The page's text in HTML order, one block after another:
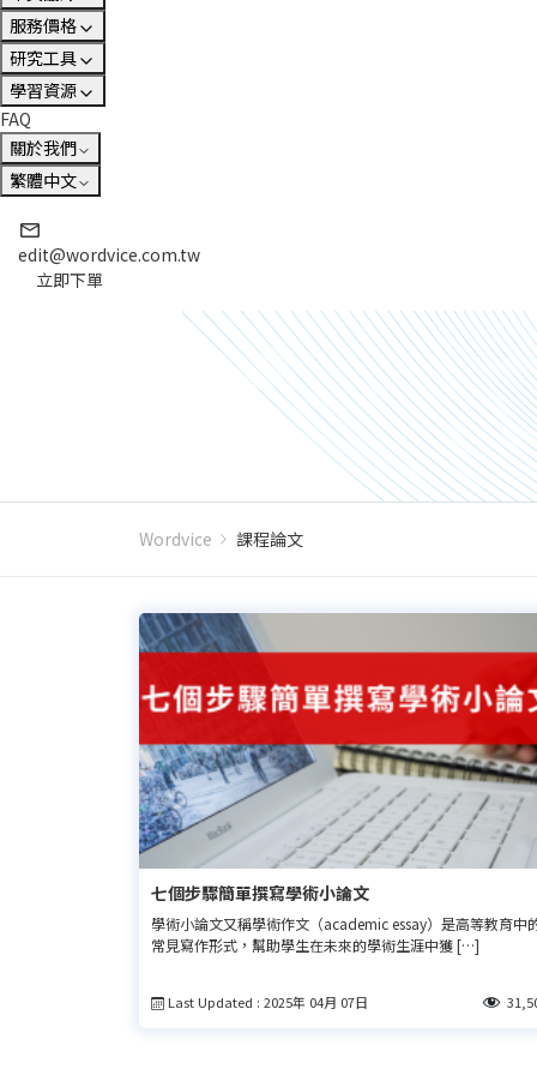
服務價格
研究工具
學習資源
FAQ
關於我們
繁體中文
edit@wordvice.com.tw
立即下單
Wordvice 課程論文
七個步驟簡單撰寫學術小論文
學術小論文又稱學術作文（academic essay）是高等教育中
常見寫作形式，幫助學生在未來的學術生涯中獲 […]
Last Updated : 2025年 04月 07日